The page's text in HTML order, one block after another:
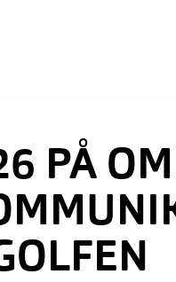
PÅ